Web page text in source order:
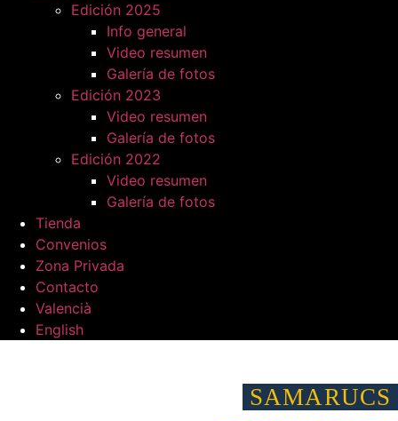
Edición 2025
Info general
Video resumen
Galería de fotos
Edición 2023
Video resumen
Galería de fotos
Edición 2022
Video resumen
Galería de fotos
Tienda
Convenios
Zona Privada
Contacto
Valencià
English
SAMARUCS